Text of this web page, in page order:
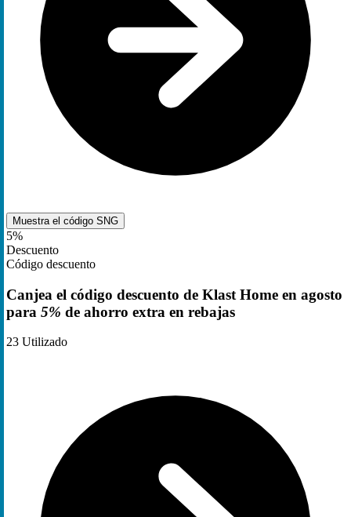
Muestra el código SNG
5%
Descuento
Código descuento
Canjea el código descuento de Klast Home en agosto
para 5% de ahorro extra en rebajas
23 Utilizado